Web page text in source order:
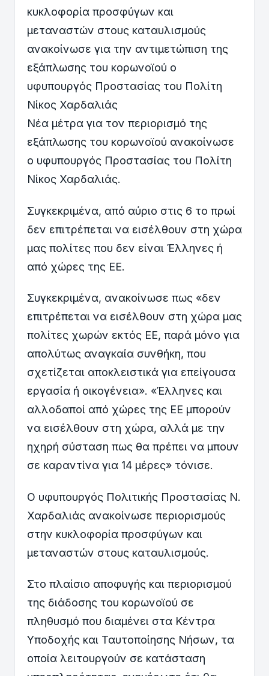
κυκλοφορία προσφύγων και
μεταναστών στους καταυλισμούς
ανακοίνωσε για την αντιμετώπιση της
εξάπλωσης του κορωνοϊού ο
υφυπουργός Προστασίας του Πολίτη
Νίκος Χαρδαλιάς
Νέα μέτρα για τον περιορισμό της
εξάπλωσης του κορωνοϊού ανακοίνωσε
ο υφυπουργός Προστασίας του Πολίτη
Νίκος Χαρδαλιάς.
Συγκεκριμένα, από αύριο στις 6 το πρωί
δεν επιτρέπεται να εισέλθουν στη χώρα
μας πολίτες που δεν είναι Έλληνες ή
από χώρες της ΕΕ.
Συγκεκριμένα, ανακοίνωσε πως «δεν
επιτρέπεται να εισέλθουν στη χώρα μας
πολίτες χωρών εκτός ΕΕ, παρά μόνο για
απολύτως αναγκαία συνθήκη, που
σχετίζεται αποκλειστικά για επείγουσα
εργασία ή οικογένεια». «Έλληνες και
αλλοδαποί από χώρες της ΕΕ μπορούν
να εισέλθουν στη χώρα, αλλά με την
ηχηρή σύσταση πως θα πρέπει να μπουν
σε καραντίνα για 14 μέρες» τόνισε.
Ο υφυπουργός Πολιτικής Προστασίας Ν.
Χαρδαλιάς ανακοίνωσε περιορισμούς
στην κυκλοφορία προσφύγων και
μεταναστών στους καταυλισμούς.
Στο πλαίσιο αποφυγής και περιορισμού
της διάδοσης του κορωνοϊού σε
πληθυσμό που διαμένει στα Κέντρα
Υποδοχής και Ταυτοποίησης Νήσων, τα
οποία λειτουργούν σε κατάσταση